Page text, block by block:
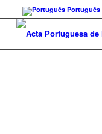
Português